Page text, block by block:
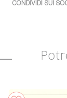
CONDIVIDI SUI